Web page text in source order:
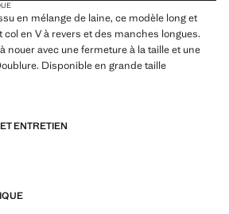
en mélange de laine, ce modèle long et
en V à revers et des manches longues.
nouer avec une fermeture à la taille et une
Disponible en grande taille
ENTRETIEN